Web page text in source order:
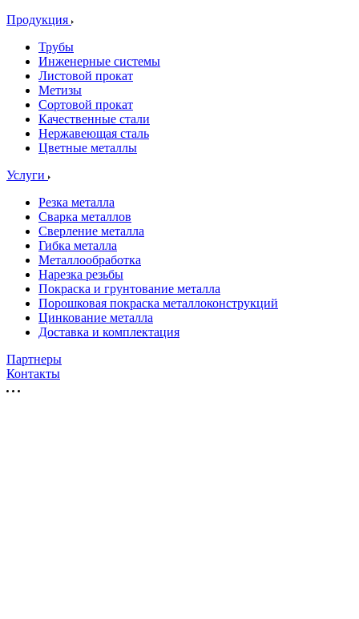
Продукция
Трубы
Инженерные системы
Листовой прокат
Метизы
Сортовой прокат
Качественные стали
Нержавеющая сталь
Цветные металлы
Услуги
Резка металла
Сварка металлов
Сверление металла
Гибка металла
Металлообработка
Нарезка резьбы
Покраска и грунтование металла
Порошковая покраска металлоконструкций
Цинкование металла
Доставка и комплектация
Партнеры
Контакты